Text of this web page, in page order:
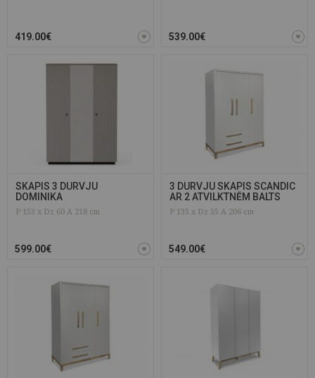
419.00€ 539.00€
SKAPIS 3 DURVJU
DOMINIKA
P 153 x Dz 60 A 218 cm
599.00€
3 DURVJU SKAPIS SCANDIC
AR 2 ATVILKTNĒM BALTS
P 135 x Dz 55 A 206 cm
549.00€